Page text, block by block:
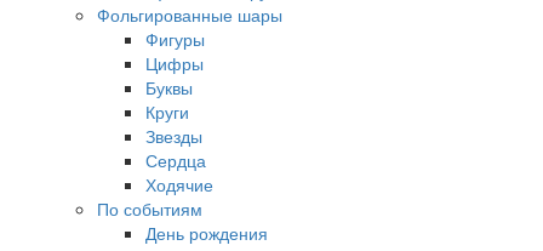
Фольгированные шары
Фигуры
Цифры
Буквы
Круги
Звезды
Сердца
Ходячие
По событиям
День рождения